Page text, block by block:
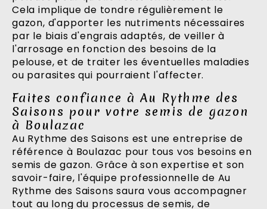
Cela implique de tondre régulièrement le
gazon, d'apporter les nutriments nécessaires
par le biais d'engrais adaptés, de veiller à
l'arrosage en fonction des besoins de la
pelouse, et de traiter les éventuelles maladies
ou parasites qui pourraient l'affecter.
Faites confiance à Au Rythme des
Saisons pour votre semis de gazon
à Boulazac
Au Rythme des Saisons est une entreprise de
référence à Boulazac pour tous vos besoins en
semis de gazon. Grâce à son expertise et son
savoir-faire, l'équipe professionnelle de Au
Rythme des Saisons saura vous accompagner
tout au long du processus de semis, de